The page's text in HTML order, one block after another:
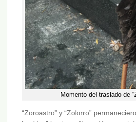
Momento del traslado de
“Zoroastro” y “Zolorro”